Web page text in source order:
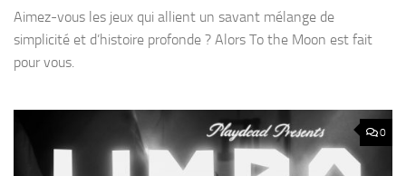
Aimez-vous les jeux qui allient un savant mélange de
simplicité et d’histoire profonde ? Alors To the Moon est fait
pour vous.
0